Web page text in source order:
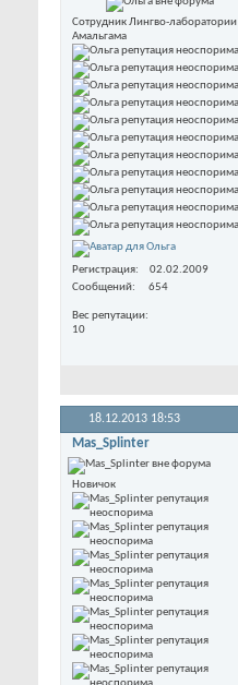
Сотрудник Лингво-лаборатории
Амальгама
Регистрация
02.02.2009
Сообщений
654
Вес репутации
10
18.12.2013 18:53
Mas_Splinter
Новичок